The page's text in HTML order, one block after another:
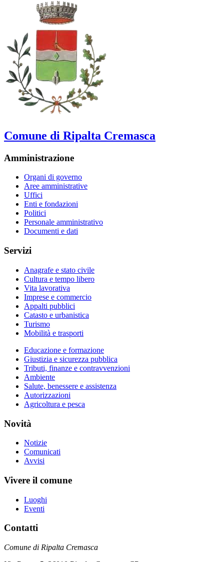
Comune di Ripalta Cremasca
Amministrazione
Organi di governo
Aree amministrative
Uffici
Enti e fondazioni
Politici
Personale amministrativo
Documenti e dati
Servizi
Anagrafe e stato civile
Cultura e tempo libero
Vita lavorativa
Imprese e commercio
Appalti pubblici
Catasto e urbanistica
Turismo
Mobilità e trasporti
Educazione e formazione
Giustizia e sicurezza pubblica
Tributi, finanze e contravvenzioni
Ambiente
Salute, benessere e assistenza
Autorizzazioni
Agricoltura e pesca
Novità
Notizie
Comunicati
Avvisi
Vivere il comune
Luoghi
Eventi
Contatti
Comune di Ripalta Cremasca